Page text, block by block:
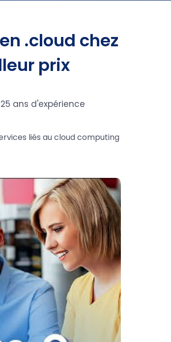
.cloud chez
prix
ans d'expérience
liés au cloud computing